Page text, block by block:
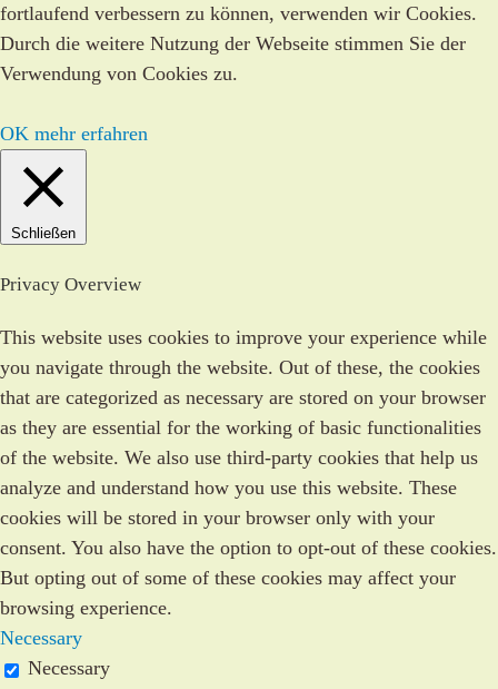
fortlaufend verbessern zu können, verwenden wir Cookies.
Durch die weitere Nutzung der Webseite stimmen Sie der
Verwendung von Cookies zu.
OK mehr erfahren
Schließen
Privacy Overview
This website uses cookies to improve your experience while
you navigate through the website. Out of these, the cookies
that are categorized as necessary are stored on your browser
as they are essential for the working of basic functionalities
of the website. We also use third-party cookies that help us
analyze and understand how you use this website. These
cookies will be stored in your browser only with your
consent. You also have the option to opt-out of these cookies.
But opting out of some of these cookies may affect your
browsing experience.
Necessary
Necessary